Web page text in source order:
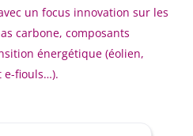
un focus innovation sur les
carbone, composants
énergétique (éolien,
e-fiouls…).